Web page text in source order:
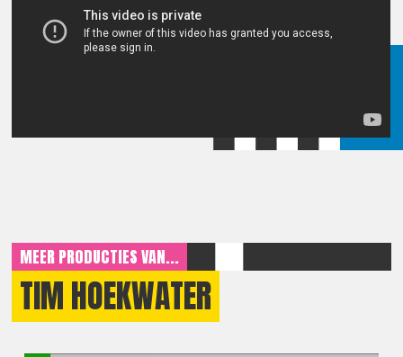
MEER PRODUCTIES VAN...
TIM HOEKWATER